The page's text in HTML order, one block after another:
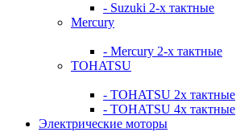
- Suzuki 2-х тактные
Mercury
- Mercury 2-х тактные
TOHATSU
- TOHATSU 2х тактные
- TOHATSU 4х тактные
Электрические моторы